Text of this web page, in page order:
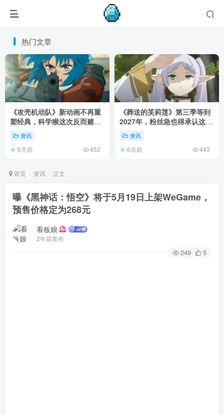
热门文章
《攻壳机动队》新动画不再重
塑经典，科学猴这次反而赌对
了！资讯
6天前 452
《葬送的芙莉莲》第三季等到
2027年，粉丝急也得承认这次
慢得有道理！
资讯
6天前 443
首页 资讯 正文
曝《黑神话：悟空》将于5月19日上架WeGame，
预售价格定为268元
看板娘
2年前发布
249 5